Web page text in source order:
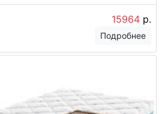
15964 р.
Подробнее